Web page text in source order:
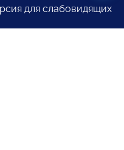
для слабовидящих